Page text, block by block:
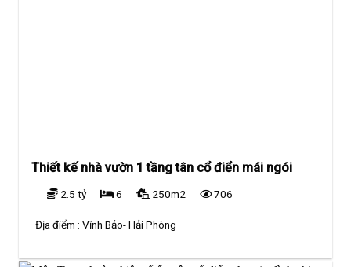
Thiết kế nhà vườn 1 tầng tân cổ điển mái ngói
2.5 tỷ 6 250m2 706
Địa điểm :Vĩnh Bảo- Hải Phòng